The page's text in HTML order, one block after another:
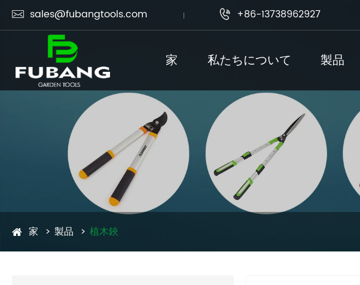
 sales@fubangtools.com  +86-13738962927
家 私たちについて 製品
家 製品 植木鋏